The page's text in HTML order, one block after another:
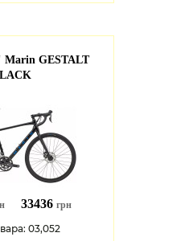
Marin GESTALT
33436 грн
03,052